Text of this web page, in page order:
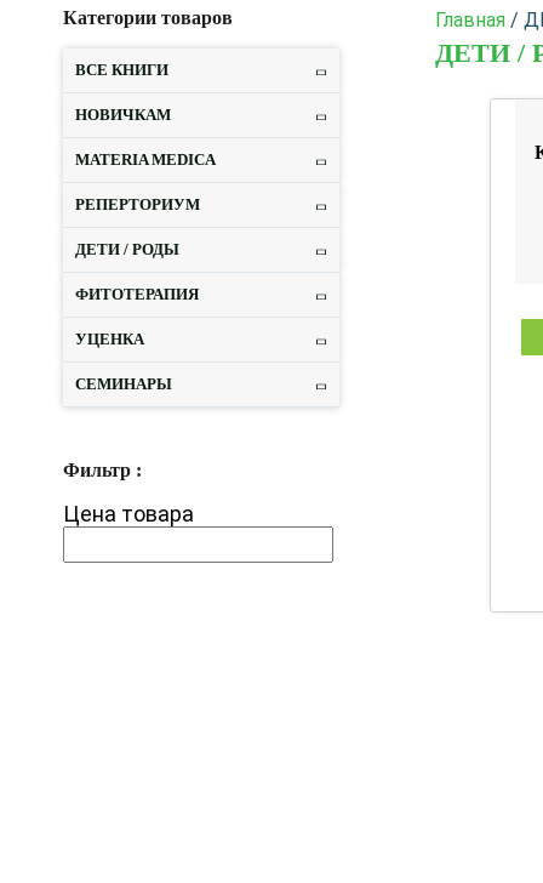
Категории товаров
ВСЕ КНИГИ
НОВИЧКАМ
MATERIA MEDICA
РЕПЕРТОРИУМ
ДЕТИ / РОДЫ
ФИТОТЕРАПИЯ
УЦЕНКА
СЕМИНАРЫ
Фильтр :
Цена товара
Главная /
ДЕТИ /